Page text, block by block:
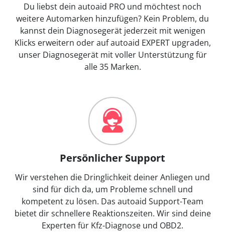
Du liebst dein autoaid PRO und möchtest noch
weitere Automarken hinzufügen? Kein Problem, du
kannst dein Diagnosegerät jederzeit mit wenigen
Klicks erweitern oder auf autoaid EXPERT upgraden,
unser Diagnosegerät mit voller Unterstützung für
alle 35 Marken.
Persönlicher Support
Wir verstehen die Dringlichkeit deiner Anliegen und
sind für dich da, um Probleme schnell und
kompetent zu lösen. Das autoaid Support-Team
bietet dir schnellere Reaktionszeiten. Wir sind deine
Experten für Kfz-Diagnose und OBD2.